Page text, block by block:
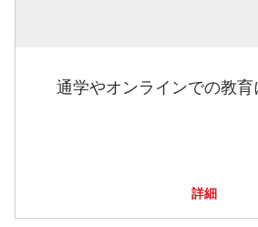
通学やオンラインでの教
詳細